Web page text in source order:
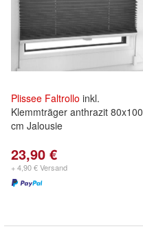
Plissee Faltrollo inkl.
Klemmträger anthrazit 80x100
cm Jalousie
23,90 €
+ 4,90 € Versand